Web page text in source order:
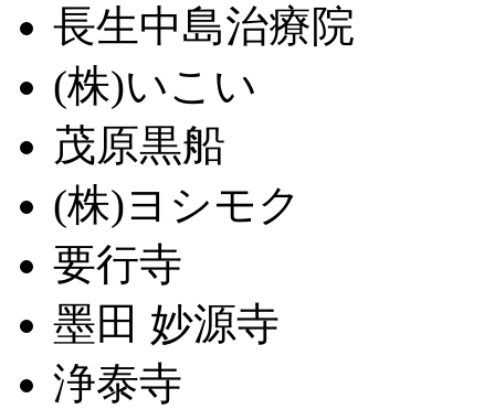
長生中島治療院
(株)いこい
茂原黒船
(株)ヨシモク
要行寺
墨田 妙源寺
浄泰寺